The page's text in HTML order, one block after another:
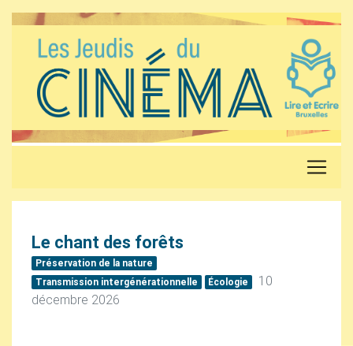
Le chant des forêts
Préservation de la nature
Transmission intergénérationnelle
Écologie
10
décembre 2026